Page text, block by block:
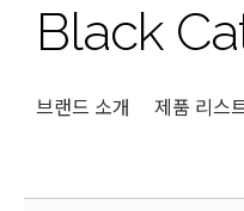
Black
브랜드 소개 제품 리스